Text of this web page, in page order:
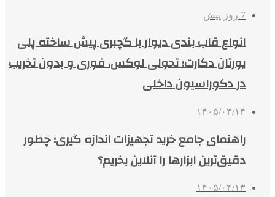
7 روز پیش
انواع قاب بندی دیوار با گچبری پیش ساخته پلی
یورتان دکارت؛ تحولی لوکس، فوری و بدون تخریب
در دکوراسیون داخلی
۱۴۰۵/۰۴/۱۴
راهنمای جامع خرید تجهیزات اندازه گیری؛ چطور
دقیق‌ترین ابزارها را آنلاین بخریم؟
۱۴۰۵/۰۴/۱۳